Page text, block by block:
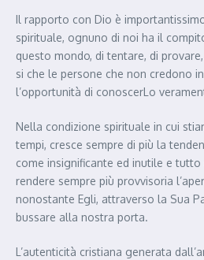
Il rapporto con Dio è
spirituale, ognuno di noi ha il
questo mondo, di tentare, di
si che le persone che non credono
l’opportunità di conoscerLo
Nella condizione spirituale in cui
tempi, cresce sempre di più la
come insignificante ed inutile e
rendere sempre più provvisoria
nonostante Egli, attraverso la Sua
bussare alla nostra porta.
L’autenticità cristiana generata